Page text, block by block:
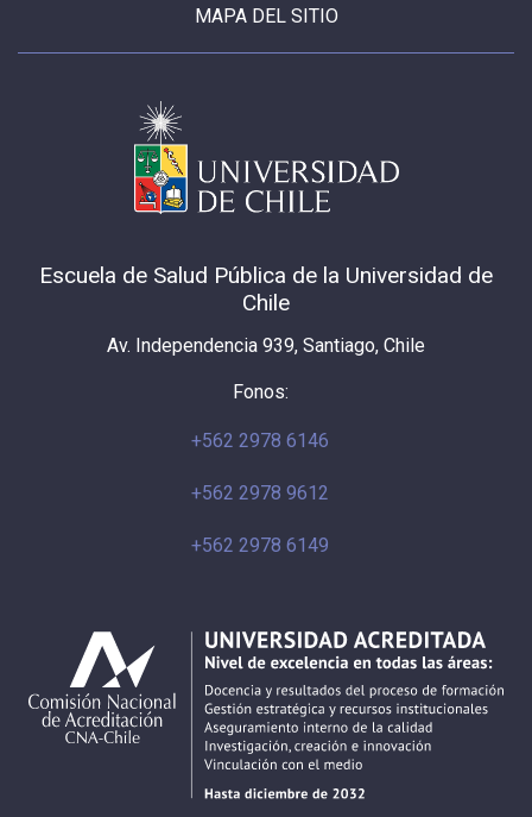
MAPA DEL SITIO
Escuela de Salud Pública de la Universidad de
Chile
Av. Independencia 939, Santiago, Chile
Fonos:
+562 2978 6146
+562 2978 9612
+562 2978 6149